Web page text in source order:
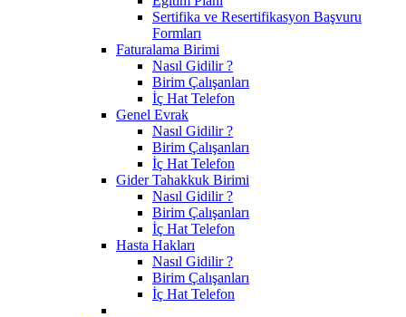
Sertifika ve Resertifikasyon Başvuru
Formları
Faturalama Birimi
Nasıl Gidilir ?
Birim Çalışanları
İç Hat Telefon
Genel Evrak
Nasıl Gidilir ?
Birim Çalışanları
İç Hat Telefon
Gider Tahakkuk Birimi
Nasıl Gidilir ?
Birim Çalışanları
İç Hat Telefon
Hasta Hakları
Nasıl Gidilir ?
Birim Çalışanları
İç Hat Telefon